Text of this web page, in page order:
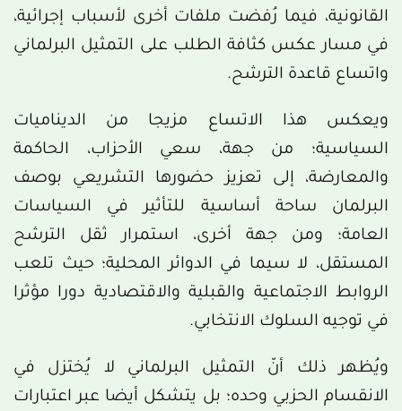
القانونية، فيما رُفضت ملفات أخرى لأسباب إجرائية،
في مسار عكس كثافة الطلب على التمثيل البرلماني
واتساع قاعدة الترشح.
ويعكس هذا الاتساع مزيجا من الديناميات
السياسية؛ من جهة، سعي الأحزاب، الحاكمة
والمعارضة، إلى تعزيز حضورها التشريعي بوصف
البرلمان ساحة أساسية للتأثير في السياسات
العامة؛ ومن جهة أخرى، استمرار ثقل الترشح
المستقل، لا سيما في الدوائر المحلية؛ حيث تلعب
الروابط الاجتماعية والقبلية والاقتصادية دورا مؤثرا
في توجيه السلوك الانتخابي.
ويُظهر ذلك أنّ التمثيل البرلماني لا يُختزل في
الانقسام الحزبي وحده؛ بل يتشكل أيضا عبر اعتبارات